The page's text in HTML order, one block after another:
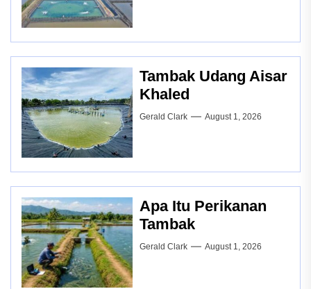
Tambak Udang Aisar
Khaled
Gerald Clark August 1, 2026
Apa Itu Perikanan
Tambak
Gerald Clark August 1, 2026